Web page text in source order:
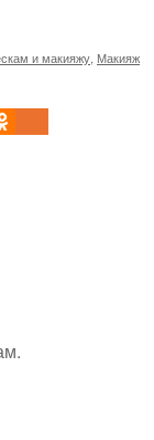
и макияжу Макияж